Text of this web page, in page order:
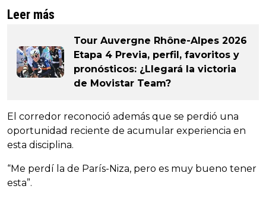
Leer más
Tour Auvergne Rhône-Alpes 2026
Etapa 4 Previa, perfil, favoritos y
pronósticos: ¿Llegará la victoria
de Movistar Team?
El corredor reconoció además que se perdió una
oportunidad reciente de acumular experiencia en
esta disciplina.
“Me perdí la de París-Niza, pero es muy bueno tener
esta”.